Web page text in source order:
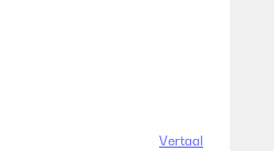
Vertaal